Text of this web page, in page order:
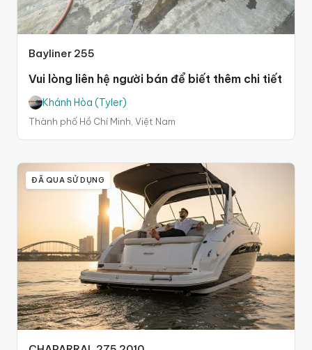
Bayliner 255
Vui lòng liên hệ người bán để biết thêm chi tiết
Khánh Hòa (Tyler)
Thành phố Hồ Chí Minh, Việt Nam
ĐÃ QUA SỬ DỤNG